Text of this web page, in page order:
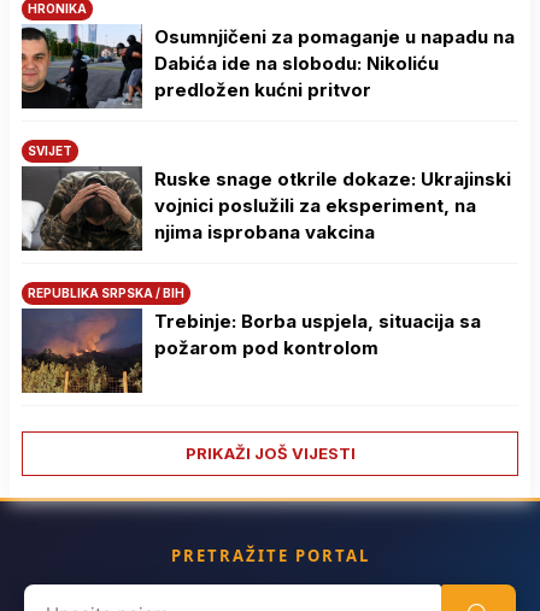
HRONIKA
Osumnjičeni za pomaganje u napadu na
Dabića ide na slobodu: Nikoliću
predložen kućni pritvor
SVIJET
Ruske snage otkrile dokaze: Ukrajinski
vojnici poslužili za eksperiment, na
njima isprobana vakcina
REPUBLIKA SRPSKA / BIH
Trebinje: Borba uspjela, situacija sa
požarom pod kontrolom
PRIKAŽI JOŠ VIJESTI
PRETRAŽITE PORTAL
Search